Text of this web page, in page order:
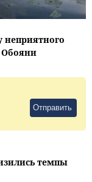
неприятного
Обояни
Отправить
темпы